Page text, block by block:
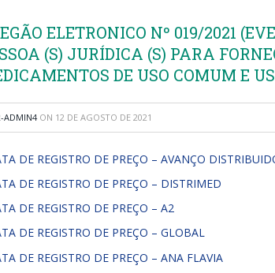
ELETRONICO Nº 019/2021
(S) JURÍDICA (S) PARA
DE USO COMUM E
ADMIN4 ON 12 DE AGOSTO DE 2021
DE REGISTRO DE PREÇO – AVANÇO
DE REGISTRO DE PREÇO – DISTRIMED
DE REGISTRO DE PREÇO – A2
DE REGISTRO DE PREÇO – GLOBAL
DE REGISTRO DE PREÇO – ANA FLAVIA